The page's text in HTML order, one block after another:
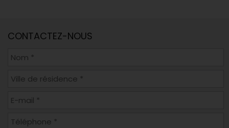
CONTACTEZ-NOUS